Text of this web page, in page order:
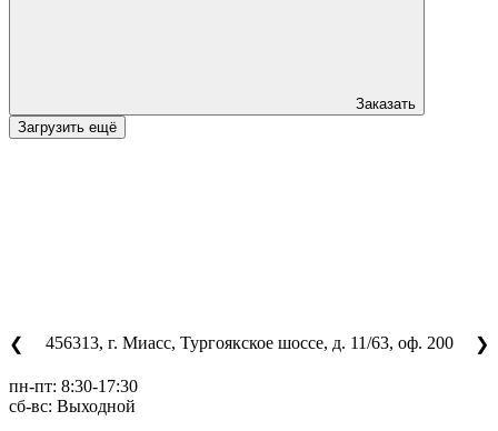
Заказать
Загрузить ещё
❮ 456313, г. Миасс, Тургоякское шоссе, д. 11/63, оф. 200 ❯
пн-пт: 8:30-17:30
сб-вс: Выходной